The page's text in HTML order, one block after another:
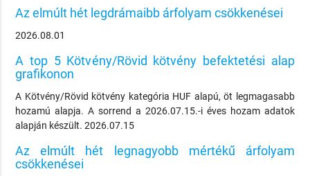
Az elmúlt hét legdrámaibb árfolyam csökkenései
2026.08.01
A top 5 Kötvény/Rövid kötvény befektetési alap
grafikonon
A Kötvény/Rövid kötvény kategória HUF alapú, öt legmagasabb
hozamú alapja. A sorrend a 2026.07.15.-i éves hozam adatok
alapján készült. 2026.07.15
Az elmúlt hét legnagyobb mértékű árfolyam
csökkenései